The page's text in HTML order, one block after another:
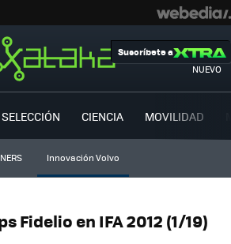
NUEVO
Suscríbete a
CIENCIA MOVILIDAD
Innovación Volvo
Fidelio en IFA 2012 (1/19)